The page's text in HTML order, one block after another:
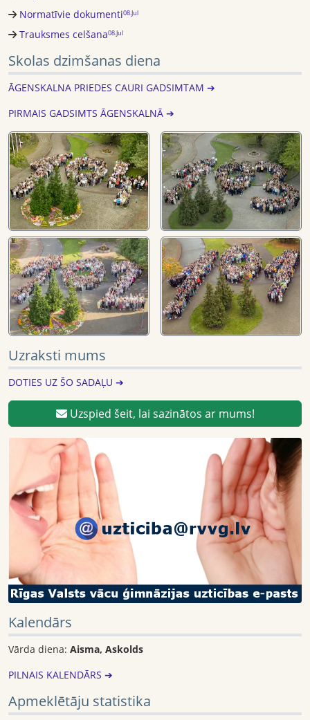
Normatīvie dokumenti08.Jul
Trauksmes celšana08.Jul
Skolas dzimšanas diena
ĀGENSKALNA PRIEDES CAURI GADSIMTAM ➔
PIRMAIS GADSIMTS ĀGENSKALNĀ ➔
Uzraksti mums
DOTIES UZ ŠO SADAĻU ➔
Uzspied šeit, lai sazinātos ar mums!
Kalendārs
Vārda diena: Aisma, Askolds
PILNAIS KALENDĀRS ➔
Apmeklētāju statistika